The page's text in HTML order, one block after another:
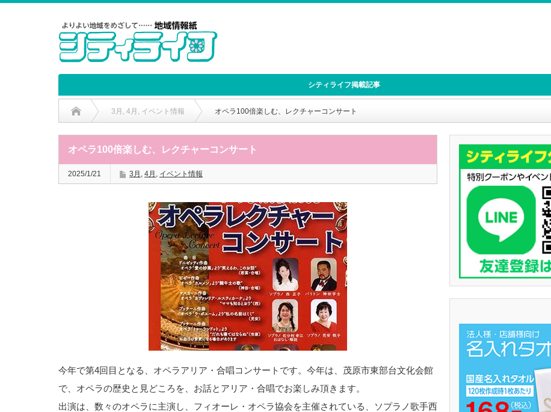
シティライフ掲載記事
3月 , 4月 , イベント情報 オペラ100倍楽しむ、レクチャーコンサート
オペラ100倍楽しむ、レクチャーコンサート
2025/1/21 3月 , 4月 , イベント情報
今年で第4回目となる、オペラアリア・合唱コンサートです。今年は、茂原市東部台文化会館
で、オペラの歴史と見どころを、お話とアリア・合唱でお楽しみ頂きます。
出演は、数々のオペラに主演し、フィオーレ・オペラ協会を主催されている、ソプラノ歌手西